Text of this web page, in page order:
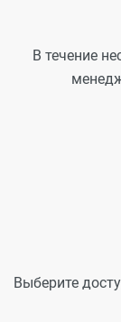
В течение
Выберите